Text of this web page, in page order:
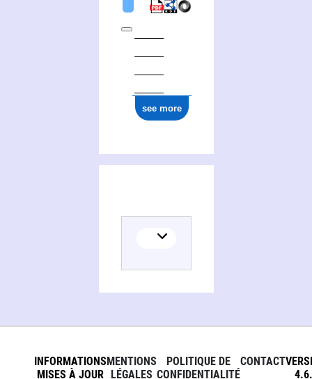
see more
INFORMATIONS
MISES À JOUR
MENTIONS
LÉGALES
POLITIQUE DE
CONFIDENTIALITÉ
CONTACT